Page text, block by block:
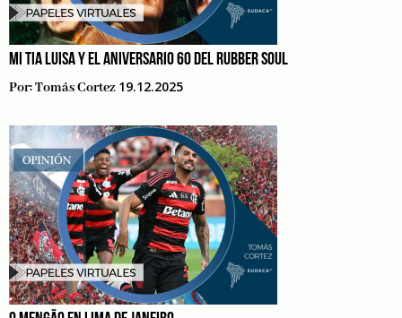
MI TIA LUISA Y EL ANIVERSARIO 60 DEL RUBBER SOUL
Por:Tomás Cortez 19.12.2025